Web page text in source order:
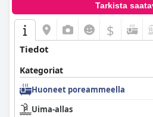
Tarkista
$
Tiedot
Kategoriat
Huoneet poreammeella
Uima-allas